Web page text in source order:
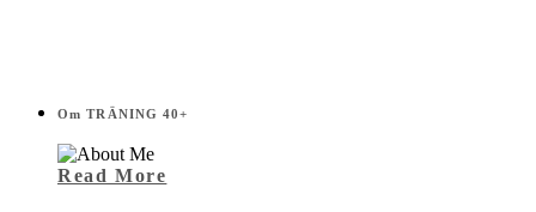
Om TRÄNING 40+
Read More